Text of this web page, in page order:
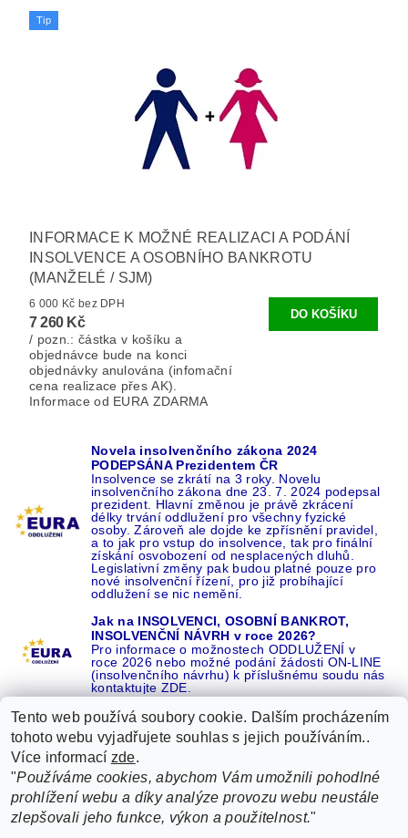
Tip
INFORMACE K MOŽNÉ REALIZACI A PODÁNÍ
INSOLVENCE A OSOBNÍHO BANKROTU
(MANŽELÉ / SJM)
6 000 Kč bez DPH
7 260 Kč
/ pozn.: částka v košíku a
objednávce bude na konci
objednávky anulována (infomační
cena realizace přes AK).
Informace od EURA ZDARMA
Novela insolvenčního zákona 2024
PODEPSÁNA Prezidentem ČR
Insolvence se zkrátí na 3 roky. Novelu
insolvenčního zákona dne 23. 7. 2024 podepsal
prezident. Hlavní změnou je právě zkrácení
délky trvání oddlužení pro všechny fyzické
osoby. Zároveň ale dojde ke zpřísnění pravidel,
a to jak pro vstup do insolvence, tak pro finální
získání osvobození od nesplacených dluhů.
Legislativní změny pak budou platné pouze pro
nové insolvenční řízení, pro již probíhající
oddlužení se nic nemění.
Jak na INSOLVENCI, OSOBNÍ BANKROT,
INSOLVENČNÍ NÁVRH v roce 2026?
Pro informace o možnostech ODDLUŽENÍ v
roce 2026 nebo možné podání žádosti ON-LINE
(insolvenčního návrhu) k příslušnému soudu nás
kontaktujte ZDE.
Recenze o NÁS na GOOGLE 16 let REFERENCÍ v celé ČR |
Recenze o NÁS na SEZNAMU |
ŽÁDEJTE život BEZ DLUHŮ nebo EXEKUCÍ ZDE
Tento web používá soubory cookie. Dalším procházením
tohoto webu vyjadřujete souhlas s jejich používáním..
Více informací zde.
"Používáme cookies, abychom Vám umožnili pohodlné
prohlížení webu a díky analýze provozu webu neustále
zlepšovali jeho funkce, výkon a použitelnost."